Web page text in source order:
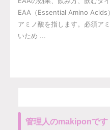
EAA（Essential Amino Acids
アミノ酸を指します。必須ア
いため ...
管理人のmakiponです